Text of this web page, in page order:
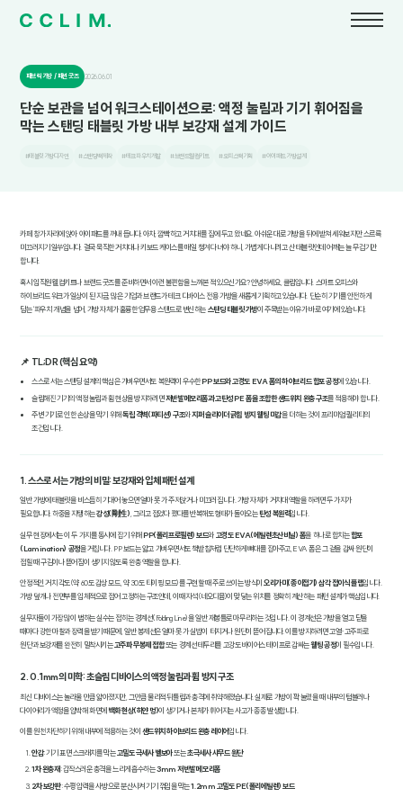
패브릭 가방 / 패션 굿즈 2026.06.01
단순 보관을 넘어 워크스테이션으로: 액정 눌림과 기기 휘어짐을
막는 스탠딩 태블릿 가방 내부 보강재 설계 가이드
#태블릿가방디자인 #스탠딩백제작 #테크파우치개발 #브랜드웰컴키트 #오피스백기획 #아이패드가방설계
카페 창가 자리에 앉아 아이패드를 꺼내 듭니다. 아차, 깜빡하고 거치대를 집에 두고 왔네요. 아쉬운 대로 가방을 뒤에 받쳐 세워보지만 스르륵
미끄러지기 일쑤입니다. 결국 묵직한 거치대나 키보드 케이스를 매일 챙겨 다녀야 하니, 가볍게 다니려고 산 태블릿인데 어깨는 늘 무겁기만
합니다.
혹시 임직원 웰컴키트나 브랜드 굿즈를 준비하면서 이런 불편함을 느껴본 적 있으신가요? 안녕하세요, 클림입니다. 스마트 오피스와
하이브리드 워크가 일상이 된 지금, 많은 기업과 브랜드가 테크 디바이스 전용 가방을 새롭게 기획하고 있습니다. 단순히 기기를 안전하게
담는 '파우치' 개념을 넘어, 가방 자체가 훌륭한 업무용 스탠드로 변신하는 스탠딩 태블릿 가방이 주목받는 이유가 바로 여기에 있습니다.
📌 TL;DR (핵심 요약)
스스로 서는 스탠딩 설계의 핵심은 가벼우면서도 복원력이 우수한PP 보드와 고경도 EVA 폼의 하이브리드 합포 공정에 있습니다.
슬림해진 기기의 액정 눌림과 휨 현상을 방지하려면저반발 메모리폼과 고탄성 PE 폼을 조합한 샌드위치 완충 구조를 적용해야 합니다.
주변 기기로 인한 손상을 막기 위해독립 격벽(파티션) 구조와지퍼 슬라이더 긁힘 방지 웰팅 마감을 더하는 것이 프리미엄 퀄리티의
조건입니다.
1. 스스로 서는 가방의 비밀: 보강재와 입체 패턴 설계
일반 가방에 태블릿을 비스듬히 기대어 놓으면 얼마 못 가 주저앉거나 미끄러집니다. 가방 자체가 거치대 역할을 하려면 두 가지가
필요합니다. 하중을 지탱하는강성(剛性), 그리고 접었다 폈다를 반복해도 형태가 돌아오는탄성 복원력입니다.
실무 현장에서는 이 두 가지를 동시에 잡기 위해PP(폴리프로필렌) 보드와 고경도 EVA(에틸렌초산비닐) 폼을 하나로 합치는합포
(Lamination) 공정을 거칩니다. PP 보드는 얇고 가벼우면서도 책받침처럼 단단하게 뼈대를 잡아주고, EVA 폼은 그 겉을 감싸 원단이
접힐 때 구김이나 뜯어짐이 생기지 않도록 완충 역할을 합니다.
안정적인 거치 각도(약 60도 감상 모드, 약 30도 타이핑 모드)를 구현할 때 주로 쓰이는 방식이오리가미(종이접기) 삼각 접이식 플랩입니다.
가방 덮개나 전면부를 입체적으로 접어 고정하는 구조인데, 이때 자석(네오디뮴)이 맞닿는 위치를 정확히 계산하는 패턴 설계가 핵심입니다.
실무자들이 가장 많이 범하는 실수는 접히는 경계선(Folding Line)을 일반 재봉틀로 마무리하는 것입니다. 이 경계선은 가방을 열고 닫을
때마다 강한 마찰과 장력을 받기 때문에, 일반 봉제선은 얼마 못 가 실밥이 터지거나 원단이 뜯어집니다. 이를 방지하려면 고열·고주파로
원단과 보강재를 완전히 밀착시키는 고주파 무봉제 접합또는 경계선 테두리를 고강도 바이어스 테이프로 감싸는웰팅 공정이 필수입니다.
2. 0.1mm의 미학: 초슬림 디바이스의 액정 눌림과 휨 방지 구조
최신 디바이스는 놀라울 만큼 얇아졌지만, 그만큼 물리적 뒤틀림과 충격에 취약해졌습니다. 실제로 가방이 꽉 눌렸을 때 내부의 텀블러나
다이어리가 액정을 압박해 화면에 백화 현상(하얀 멍)이 생기거나 본체가 휘어지는 사고가 종종 발생합니다.
이를 원천 차단하기 위해 내부에 적용하는 것이 샌드위치 하이브리드 완충 레이어입니다.
안감: 기기 표면 스크래치를 막는 고밀도 극세사 벨보아또는초극세사 샤무드 원단
1차 완충재 : 갑작스러운 충격을 느리게 흡수하는3mm 저반발 메모리폼
2차 보강판: 수평 압력을 사방으로 분산시켜 기기 꺾임을 막는1.2mm 고밀도 PE(폴리에틸렌) 보드